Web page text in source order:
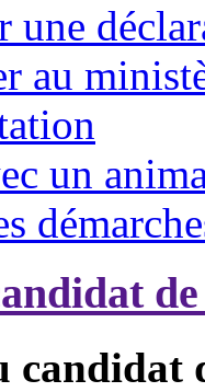
une
au
un
candidat